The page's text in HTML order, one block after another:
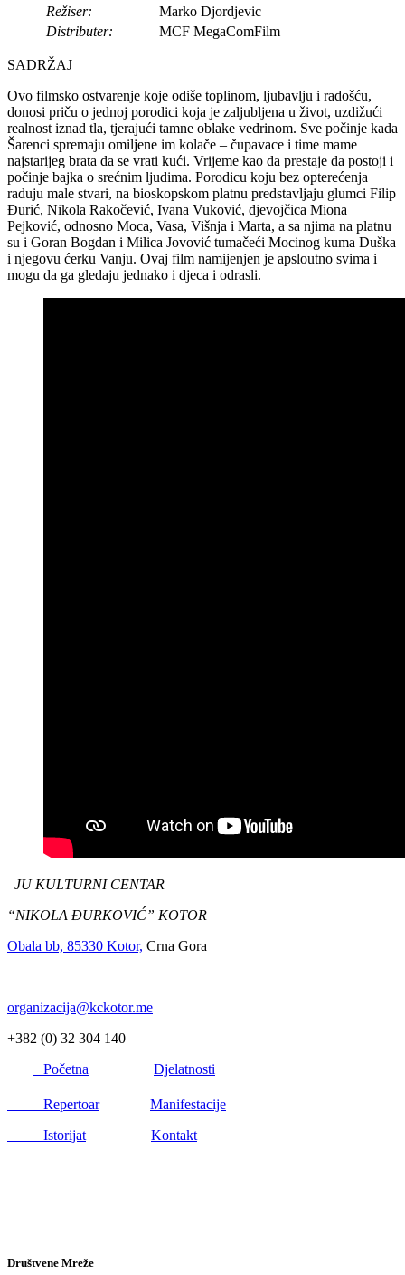
Režiser:
Marko Djordjevic
Distributer:
MCF MegaComFilm
SADRŽAJ
Ovo filmsko ostvarenje koje odiše toplinom, ljubavlju i radošću,
donosi priču o jednoj porodici koja je zaljubljena u život, uzdižući
realnost iznad tla, tjerajući tamne oblake vedrinom. Sve počinje kada
Šarenci spremaju omiljene im kolače – čupavace i time mame
najstarijeg brata da se vrati kući. Vrijeme kao da prestaje da postoji i
počinje bajka o srećnim ljudima. Porodicu koju bez opterećenja
raduju male stvari, na bioskopskom platnu predstavljaju glumci Filip
Đurić, Nikola Rakočević, Ivana Vuković, djevojčica Miona
Pejković, odnosno Moca, Vasa, Višnja i Marta, a sa njima na platnu
su i Goran Bogdan i Milica Jovović tumačeći Mocinog kuma Duška
i njegovu ćerku Vanju. Ovaj film namijenjen je apsloutno svima i
mogu da ga gledaju jednako i djeca i odrasli.
JU KULTURNI CENTAR
“NIKOLA ĐURKOVIĆ” KOTOR
Obala bb, 85330 Kotor, Crna Gora
organizacija@kckotor.me
+382 (0) 32 304 140
Početna
Djelatnosti
Repertoar
Manifestacije
Istorijat
Kontakt
Društvene Mreže